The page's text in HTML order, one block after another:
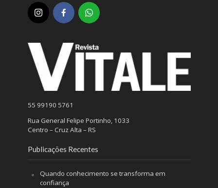
55 99190 5761
Rua General Felipe Portinho, 1033
Centro – Cruz Alta – RS
Publicações Recentes
Quando conhecimento se transforma em
confiança